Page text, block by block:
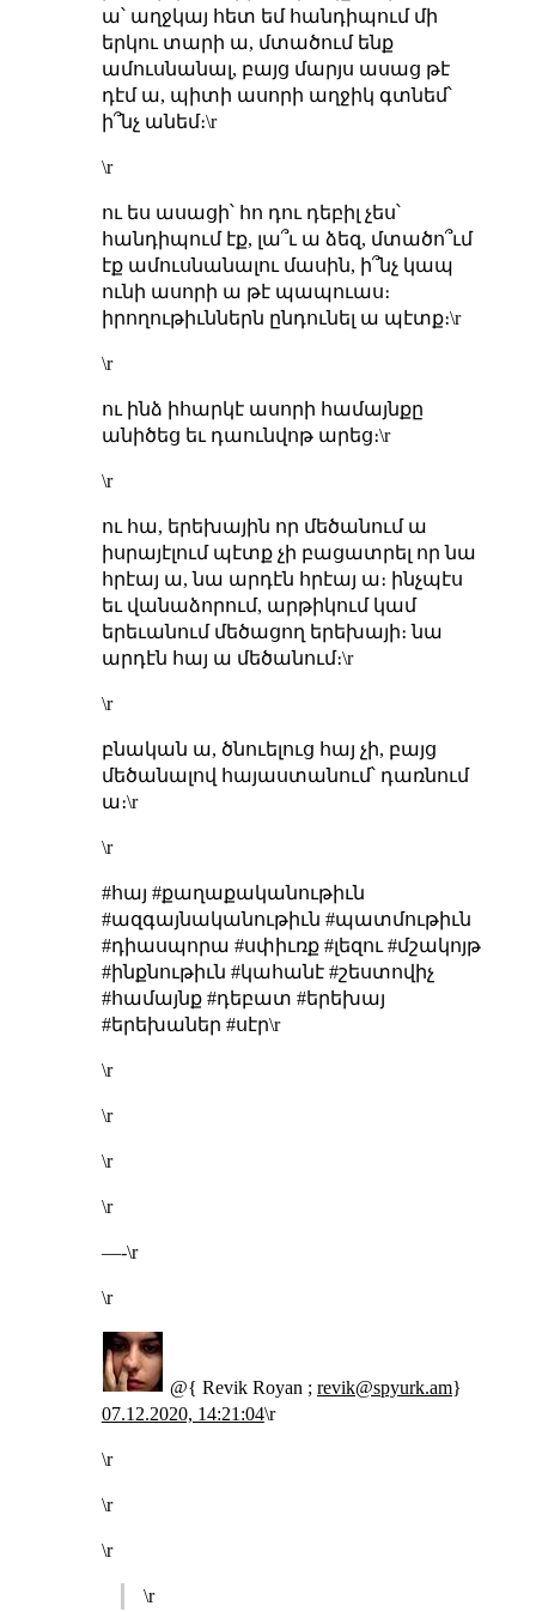
ա՝ աղջկայ հետ եմ հանդիպում մի
երկու տարի ա, մտածում ենք
ամուսնանալ, բայց մարյս ասաց թէ
դէմ ա, պիտի ասորի աղջիկ գտնեմ՝
ի՞նչ անեմ։\r
\r
ու ես ասացի՝ հո դու դեբիլ չես՝
հանդիպում էք, լա՞ւ ա ձեզ, մտածո՞ւմ
էք ամուսնանալու մասին, ի՞նչ կապ
ունի ասորի ա թէ պապուաս։
իրողութիւններն ընդունել ա պէտք։\r
\r
ու ինձ իհարկէ ասորի համայնքը
անիծեց եւ դաունվոթ արեց։\r
\r
ու հա, երեխային որ մեծանում ա
իսրայէլում պէտք չի բացատրել որ նա
հրէայ ա, նա արդէն հրէայ ա։ ինչպէս
եւ վանաձորում, արթիկում կամ
երեւանում մեծացող երեխայի։ նա
արդէն հայ ա մեծանում։\r
\r
բնական ա, ծնուելուց հայ չի, բայց
մեծանալով հայաստանում՝ դառնում
ա։\r
\r
#հայ #քաղաքականութիւն
#ազգայնականութիւն #պատմութիւն
#դիասպորա #սփիւռք #լեզու #մշակոյթ
#ինքնութիւն #կահանէ #շեստովիչ
#համայնք #դեբատ #երեխայ
#երեխաներ #սէր\r
\r
\r
\r
\r
—-\r
\r
@{ Revik Royan ; revik@spyurk.am}
07.12.2020, 14:21:04\r
\r
\r
\r
\r